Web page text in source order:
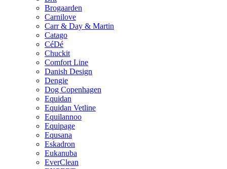
Brogaarden
Carnilove
Carr & Day & Martin
Catago
CéDé
Chuckit
Comfort Line
Danish Design
Dengie
Dog Copenhagen
Equidan
Equidan Vetline
Equilannoo
Equipage
Equsana
Eskadron
Eukanuba
EverClean